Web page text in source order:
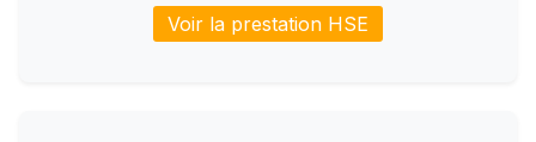
Voir la prestation HSE